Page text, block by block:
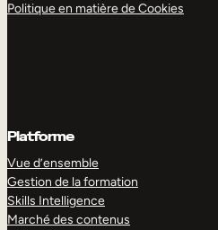
Politique en matière de Cookies
Platforme
Vue d’ensemble
Gestion de la formation
Skills Intelligence
Marché des contenus